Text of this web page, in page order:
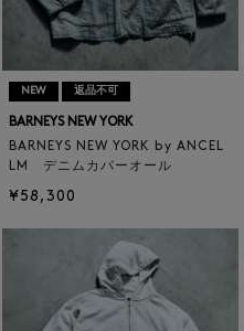
NEW 返品不可
BARNEYS NEW YORK
BARNEYS NEW YORK by ANCEL
LM デニムカバーオール
¥58,300